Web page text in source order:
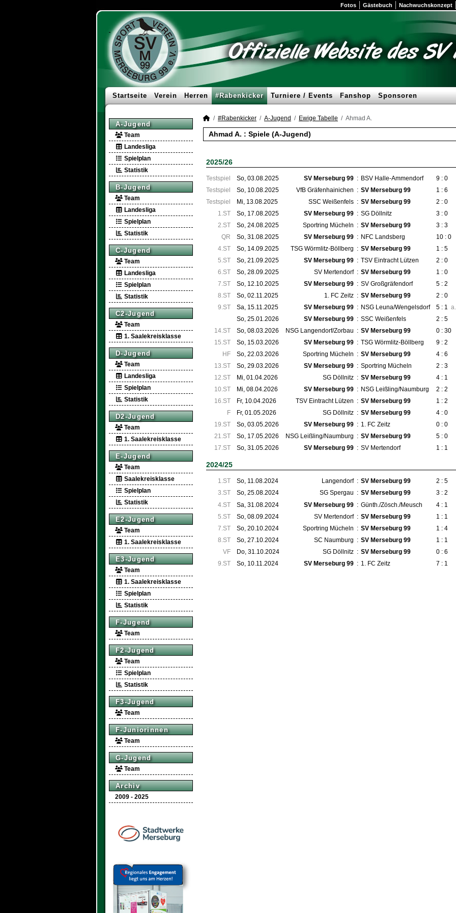
Fotos Gästebuch Nachwuchskonzept
Startseite Verein Herren #Rabenkicker Turniere / Events Fanshop Sponsoren
A-Jugend
Team
Landesliga
Spielplan
Statistik
B-Jugend
Team
Landesliga
Spielplan
Statistik
C-Jugend
Team
Landesliga
Spielplan
Statistik
C2-Jugend
Team
1. Saalekreisklasse
D-Jugend
Team
Landesliga
Spielplan
Statistik
D2-Jugend
Team
1. Saalekreisklasse
E-Jugend
Team
Saalekreisklasse
Spielplan
Statistik
E2-Jugend
Team
1. Saalekreisklasse
E3-Jugend
Team
1. Saalekreisklasse
Spielplan
Statistik
F-Jugend
Team
F2-Jugend
Team
Spielplan
Statistik
F3-Jugend
Team
F-Juniorinnen
Team
G-Jugend
Team
Archiv
2009 - 2025
#Rabenkicker A-Jugend Ewige Tabelle Ahmad A.
Ahmad A. : Spiele (A-Jugend)
2025/26
Testspiel So, 03.08.2025 SV Merseburg 99 : BSV Halle-Ammendorf
9 : 0
Testspiel
So, 10.08.2025 VfB Gräfenhainichen : SV Merseburg 99
1 : 6
Testspiel
Mi, 13.08.2025 SSC Weißenfels : SV Merseburg 99
2 : 0
1.ST
So, 17.08.2025 SV Merseburg 99 : SG Döllnitz
3 : 0
2.ST
So, 24.08.2025 Sportring Mücheln : SV Merseburg 99
3 : 3
QR
So, 31.08.2025 SV Merseburg 99 : NFC Landsberg
10 : 0
4.ST
So, 14.09.2025 TSG Wörmlitz-Böllberg : SV Merseburg 99
1 : 5
5.ST
So, 21.09.2025 SV Merseburg 99 : TSV Eintracht Lützen
2 : 0
6.ST
So, 28.09.2025 SV Mertendorf : SV Merseburg 99
1 : 0
7.ST
So, 12.10.2025 SV Merseburg 99 : SV Großgräfendorf
5 : 2
8.ST
So, 02.11.2025 1. FC Zeitz : SV Merseburg 99
2 : 0
9.ST
Sa, 15.11.2025 SV Merseburg 99 : NSG Leuna/Wengelsdorf 5 : 1
So, 25.01.2026
SV Merseburg 99 : SSC Weißenfels
2 : 5
14.ST
So, 08.03.2026 NSG Langendorf/Zorbau : SV Merseburg 99
0 : 30
15.ST
So, 15.03.2026 SV Merseburg 99 : TSG Wörmlitz-Böllberg
9 : 2
HF
So, 22.03.2026 Sportring Mücheln : SV Merseburg 99
4 : 6
13.ST
So, 29.03.2026 SV Merseburg 99 : Sportring Mücheln
2 : 3
12.ST
Mi, 01.04.2026 SG Döllnitz : SV Merseburg 99
4 : 1
10.ST
Mi, 08.04.2026 SV Merseburg 99 : NSG Leißling/Naumburg
2 : 2
16.ST
Fr, 10.04.2026 TSV Eintracht Lützen : SV Merseburg 99
1 : 2
F
Fr, 01.05.2026 SG Döllnitz : SV Merseburg 99
4 : 0
19.ST
So, 03.05.2026 SV Merseburg 99 : 1. FC Zeitz
0 : 0
21.ST
So, 17.05.2026 NSG Leißling/Naumburg : SV Merseburg 99
5 : 0
17.ST
So, 31.05.2026 SV Merseburg 99 : SV Mertendorf 1 : 1
2024/25
1.ST So, 11.08.2024 Langendorf : SV Merseburg 99
2 : 5
3.ST
So, 25.08.2024 SG Spergau : SV Merseburg 99
3 : 2
4.ST
Sa, 31.08.2024 SV Merseburg 99 : Günth./Zösch./Meusch
4 : 1
5.ST
So, 08.09.2024 SV Mertendorf : SV Merseburg 99
1 : 1
7.ST
So, 20.10.2024 Sportring Mücheln : SV Merseburg 99
1 : 4
8.ST
So, 27.10.2024 SC Naumburg : SV Merseburg 99
1 : 1
VF
Do, 31.10.2024 SG Döllnitz : SV Merseburg 99
0 : 6
9.ST
So, 10.11.2024 SV Merseburg 99 : 1. FC Zeitz 7 : 1